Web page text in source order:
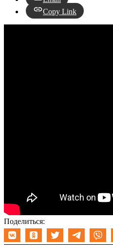
Copy Link
Поделиться: